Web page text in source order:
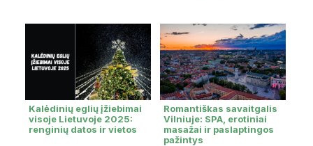
Kalėdinių eglių įžiebimai
visoje Lietuvoje 2025:
renginių datos ir vietos
Romantiškas savaitgalis
Vilniuje: SPA, erotiniai
masažai ir paslaptingos
pažintys